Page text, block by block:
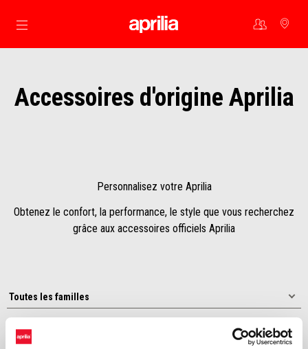
Aller au contenu principal
Accessoires d'origine Aprilia
Personnalisez votre Aprilia
Obtenez le confort, la performance, le style que vous recherchez
grâce aux accessoires officiels Aprilia